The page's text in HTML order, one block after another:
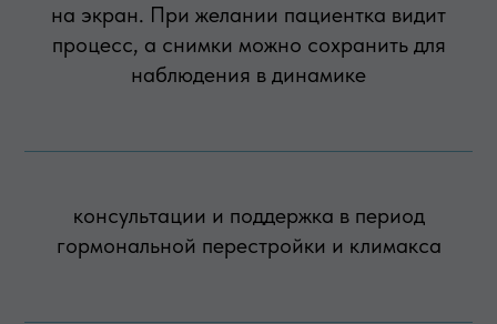
на экран. При желании пациентка видит
процесс, а снимки можно сохранить для
наблюдения в динамике
консультации и поддержка в период
гормональной перестройки и климакса